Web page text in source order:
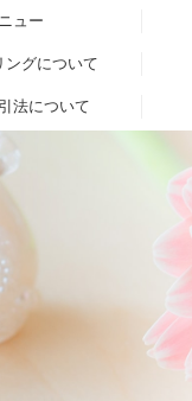
ュー
ングについて
法について